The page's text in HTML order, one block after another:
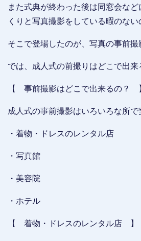
また式典が終わった後は同窓会な
くりと写真撮影をしている暇のない
そこで登場したのが、写真の事前撮
では、成人式の前撮りはどこで出来
【 事前撮影はどこで出来るの？
成人式の事前撮影はいろいろな所で
・着物・ドレスのレンタル店
・写真館
・美容院
・ホテル
【 着物・ドレスのレンタル店 】